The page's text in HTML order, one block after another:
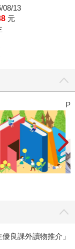
以透過各種資訊
如何與同學相
遇到的學校人際
對愛搗亂同學的
者在小學教學現
遇到各種來自同
掌握人際關係，
與自在。
08/13
元
課外讀物推介」